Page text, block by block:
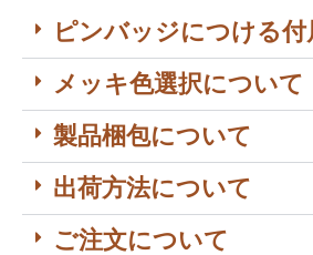
ピンバッジにつける
メッキ色選択について
製品梱包について
出荷方法について
ご注文について